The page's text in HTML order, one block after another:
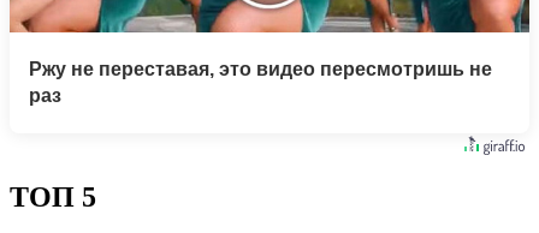
Ржу не переставая, это видео пересмотришь не
раз
ТОП 5